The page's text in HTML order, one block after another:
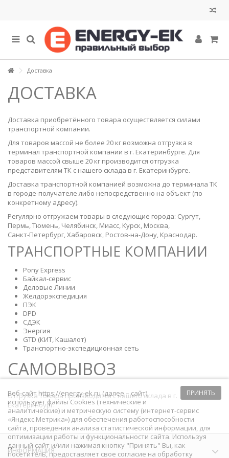
Доставка
ДОСТАВКА
Доставка приобретённого товара осуществляется силами
транспортной компании.
Для товаров массой не более 20 кг возможна отгрузка в
терминал транспортной компании в г. Екатеринбурге. Для
товаров массой свыше 20 кг производится отгрузка
представителям ТК с нашего склада в г. Екатеринбурге.
Доставка транспортной компанией возможна до терминала ТК
в городе‑получателе либо непосредственно на объект (по
конкретному адресу).
Регулярно отгружаем товары в следующие города: Сургут,
Пермь, Тюмень, Челябинск, Миасс, Курск, Москва,
Санкт‑Петербург, Хабаровск, Ростов‑на‑Дону, Краснодар.
ТРАНСПОРТНЫЕ КОМПАНИИ
Pony Express
Байкал-сервис
Деловые Линии
Желдорэкспедиция
ПЭК
DPD
СДЭК
Энергия
GTD (КИТ, Кашалот)
Транспортно-экспедиционная сеть
САМОВЫВОЗ
Отгрузка Товара производится с нашего склада в г.
Екатеринбург.
ИНФОРМАЦИЯ
ПРИНЯТЬ
Веб-сайт https://energy-ek.ru (далее – сайт)
использует файлы Cookies (технические и
аналитические) и метрическую систему (интернет-сервис
«Яндекс.Метрика») для обеспечения работоспособности
сайта, проведения анализа статистической информации, для
оптимизации работы и функциональности сайта. Используя
данный сайт и/или нажимая кнопку "Принять" Вы, как
посетитель, предоставляет свое согласие на обработку